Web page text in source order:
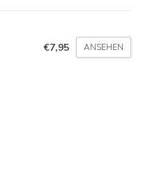
€7,95 ANSEHEN